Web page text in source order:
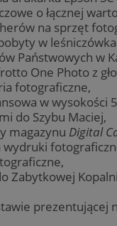
o łącznej
na sprzęt
w
Państwowych w
One Photo z
fotograficzne,
w wysokości
do Szybu Maciej,
magazynu Digital
wydruki
Zabytkowej
prezentującej